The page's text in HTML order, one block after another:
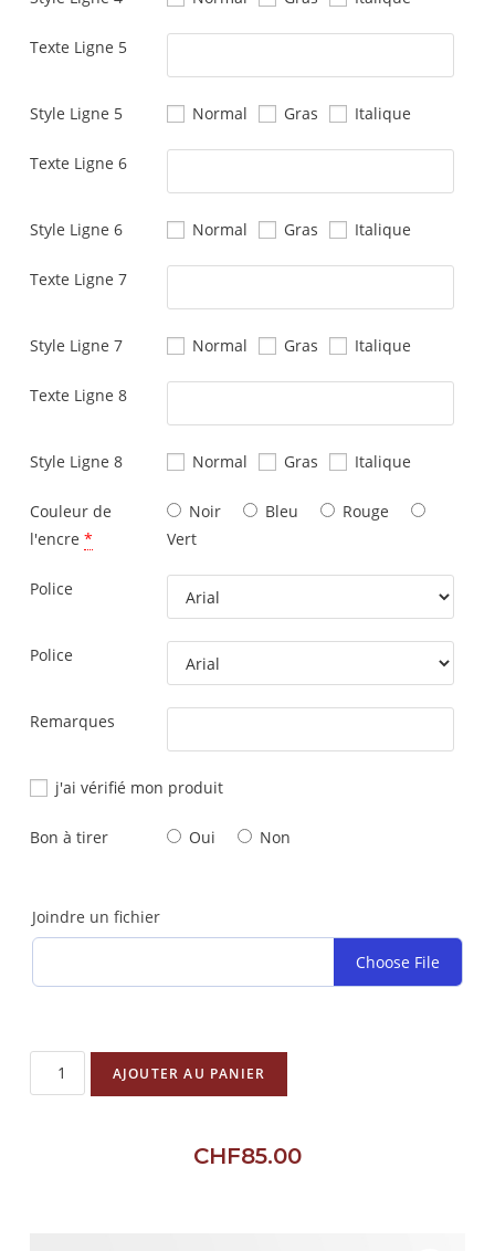
Texte Ligne 5
Style Ligne 5 Normal Gras Italique
Texte Ligne 6
Style Ligne 6 Normal Gras Italique
Texte Ligne 7
Style Ligne 7 Normal Gras Italique
Texte Ligne 8
Style Ligne 8 Normal Gras Italique
Couleur de
l'encre *
Noir Bleu
Rouge
Vert
Police
Police
Remarques
j'ai vérifié mon produit
Bon à tirer Oui Non
Joindre un fichier
Choose File
AJOUTER AU PANIER
CHF85.00